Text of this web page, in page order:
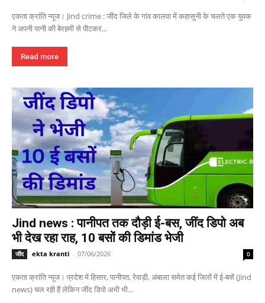
एकता क्रांति न्यूज। Jind crime : जींद जिले के गांव कालवा में कहासुनी के चलते एक युवक
ने अपनी पत्नी की बेरहमी से पीटकर...
Read more
Jind news : पानीपत तक दौड़ी ई-बस, जींद डिपो अब
भी देख रहा राह, 10 बसों की डिमांड भेजी
जींद ekta kranti - 07/06/2026 0
एकता क्रांति न्यूज। प्रदेश में हिसार, पानीपत, रेवाड़ी, अंबाला समेत कई जिलों में ई-बसें (Jind
news) चल रही हैं लेकिन जींद डिपो अभी भी...